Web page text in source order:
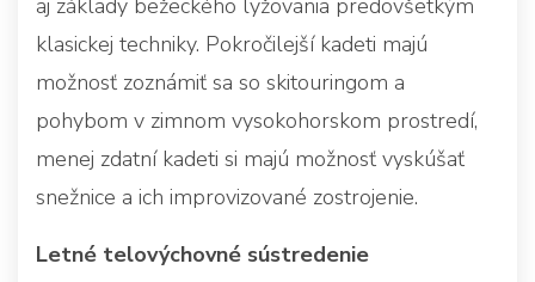
klasickej techniky. Pokročilejší kadeti majú
možnosť zoznámiť sa so skitouringom a
pohybom v zimnom vysokohorskom prostredí,
menej zdatní kadeti si majú možnosť vyskúšať
snežnice a ich improvizované zostrojenie.
Letné telovýchovné sústredenie